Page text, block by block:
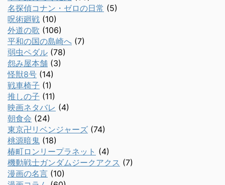
名探偵コナン・ゼロの日常 (5)
呪術廻戦 (10)
外道の歌 (106)
平和の国の島崎へ (7)
弱虫ペダル (78)
怨み屋本舗 (3)
怪獣8号 (14)
戦車椅子 (1)
推しの子 (11)
映画ネタバレ (4)
朝食会 (24)
東京卍リベンジャーズ (74)
桃源暗鬼 (18)
椿町ロンリープラネット (4)
機動戦士ガンダムジークアクス (7)
漫画の名言 (10)